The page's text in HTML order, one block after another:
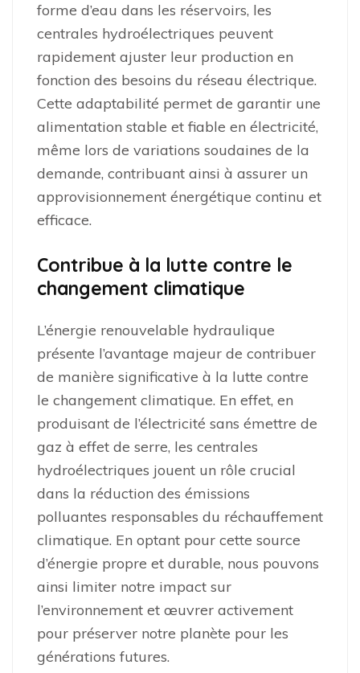
forme d’eau dans les réservoirs, les
centrales hydroélectriques peuvent
rapidement ajuster leur production en
fonction des besoins du réseau électrique.
Cette adaptabilité permet de garantir une
alimentation stable et fiable en électricité,
même lors de variations soudaines de la
demande, contribuant ainsi à assurer un
approvisionnement énergétique continu et
efficace.
Contribue à la lutte contre le
changement climatique
L’énergie renouvelable hydraulique
présente l’avantage majeur de contribuer
de manière significative à la lutte contre
le changement climatique. En effet, en
produisant de l’électricité sans émettre de
gaz à effet de serre, les centrales
hydroélectriques jouent un rôle crucial
dans la réduction des émissions
polluantes responsables du réchauffement
climatique. En optant pour cette source
d’énergie propre et durable, nous pouvons
ainsi limiter notre impact sur
l’environnement et œuvrer activement
pour préserver notre planète pour les
générations futures.